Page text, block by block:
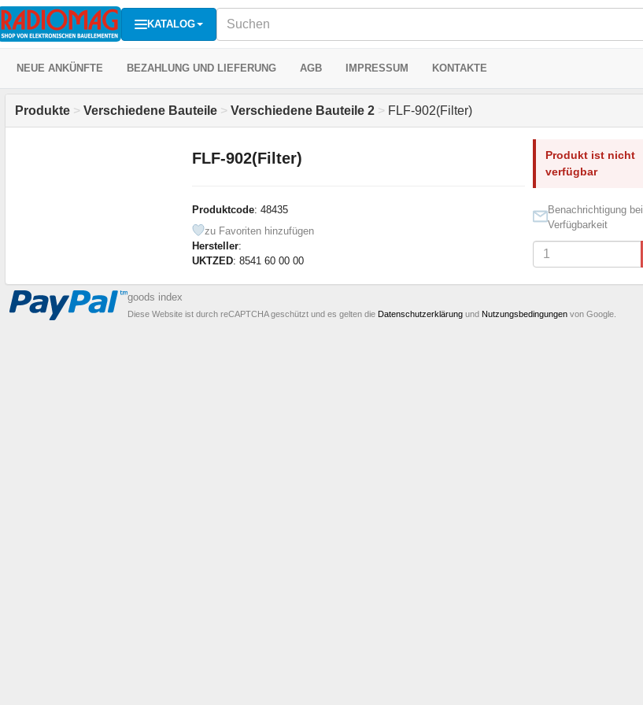
KATALOG
NEUE ANKÜNFTE BEZAHLUNG UND LIEFERUNG AGB IMPRESSUM KONTAKTE
Produkte > Verschiedene Bauteile > Verschiedene Bauteile 2 > FLF-902(Filter)
FLF-902(Filter)
Produktcode: 48435
zu Favoriten hinzufügen
Hersteller:
UKTZED: 8541 60 00 00
Produkt ist nicht
verfügbar
Benachrichtigung bei
Verfügbarkeit
goods index
Diese Website ist durch reCAPTCHA geschützt und es gelten die Datenschutzerklärung und Nutzungsbedingungen von Google.